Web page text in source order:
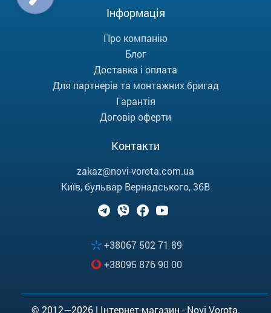
Інформація
Про компанію
Блог
Доставка і оплата
Для партнерів та монтажних бригад
Гарантія
Договір оферти
Контакти
zakaz@novi-vorota.com.ua
Київ, бульвар Вернадського, 36В
+38067 502 71 89
+38095 876 90 00
© 2012—2026 | Інтернет-магазин - Novi Vorota.